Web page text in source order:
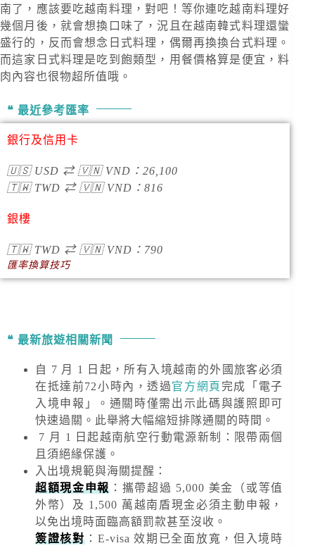
南了，應該要吃越南料理，對吧！等你連吃越南料理好
幾個月後，就會想換口味了，況且在越南韓式料理還蠻
盛行的，反而會想念日式料理，偶爾再換換台式料理。
而這家日式料理是吃到飽類型，用餐價格算是便宜，料
肉內容也很物超所值哦。
最近參考匯率
銀行及信用卡
🇺🇸USD ⇄ 🇻🇳VND ： 26,100
🇹🇼TWD ⇄ 🇻🇳VND ： 816
銀樓
🇹🇼TWD ⇄ 🇻🇳VND ：790
匯率換算技巧
最新旅遊相關新聞
自 7 月 1 日起，所有入境越南的外國旅客必須
在抵達前72小時內，透過官方網頁 完成「電子
入境申報」。通關時僅需出示此碼與護照即可
快速過關。此舉將大幅縮短排隊通關的時間。
7 月 1 日起越南航空行動電源新制：限帶兩個
且須絕緣保護。
入出境規範與海關提醒 ：
超額現金申報 ：攜帶超過 5,000 美金
（或等值
外幣）及 1,500 萬越南盾現金必須主動申報，
以免出境時面臨高額罰款甚至沒收。
簽證核對：E-visa 效期已全面放寬，但入境時